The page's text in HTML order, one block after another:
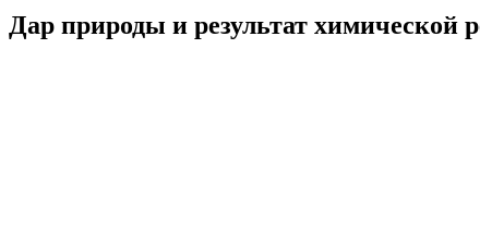
Дар природы и результат химической